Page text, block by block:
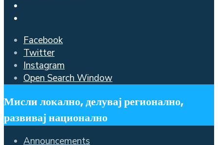
Facebook
Twitter
Instagram
Open Search Window
Мисли локално, делувај регионално,
развивај национално
Announcements